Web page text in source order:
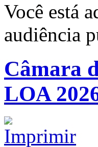
Você está
audiência
Câmara
LOA